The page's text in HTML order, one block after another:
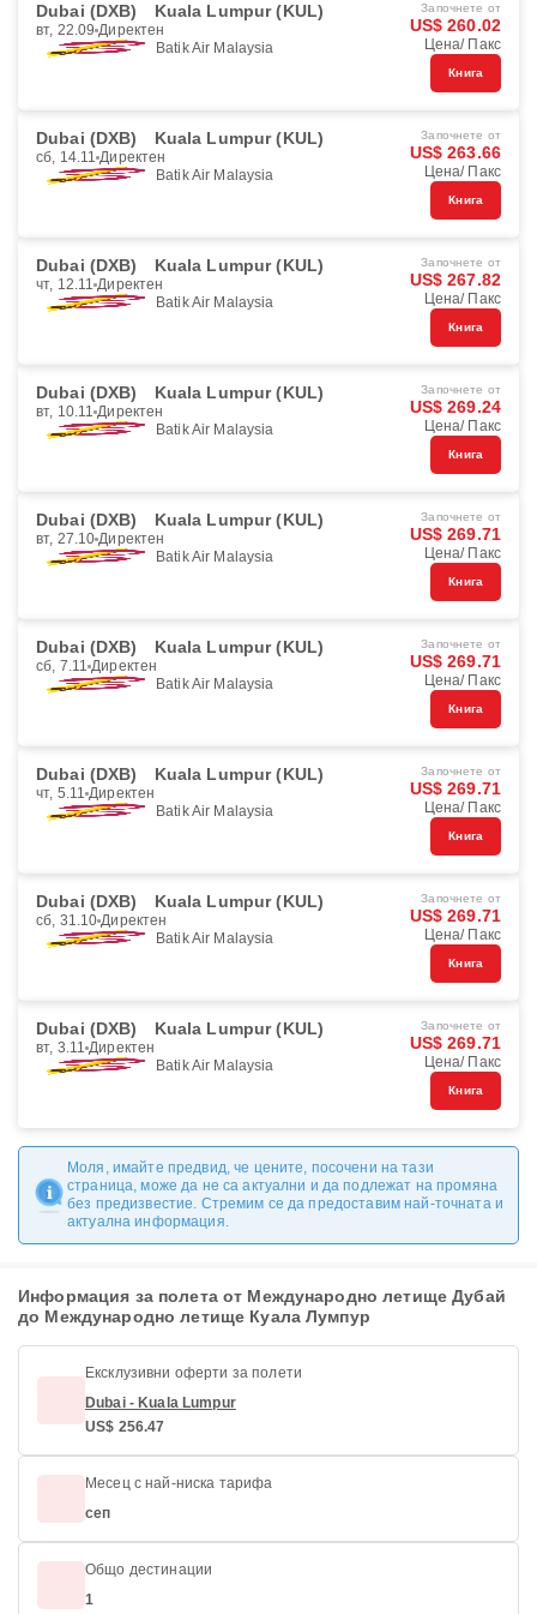
Dubai (DXB) Kuala Lumpur (KUL)
вт, 22.09 Директен
Batik Air Malaysia
Започнете от
US$ 260.02
Цена/ Пакс
Книга
Dubai (DXB) Kuala Lumpur (KUL)
сб, 14.11 Директен
Batik Air Malaysia
Започнете от
US$ 263.66
Цена/ Пакс
Книга
Dubai (DXB) Kuala Lumpur (KUL)
чт, 12.11 Директен
Batik Air Malaysia
Започнете от
US$ 267.82
Цена/ Пакс
Книга
Dubai (DXB) Kuala Lumpur (KUL)
вт, 10.11 Директен
Batik Air Malaysia
Започнете от
US$ 269.24
Цена/ Пакс
Книга
Dubai (DXB) Kuala Lumpur (KUL)
вт, 27.10 Директен
Batik Air Malaysia
Започнете от
US$ 269.71
Цена/ Пакс
Книга
Dubai (DXB) Kuala Lumpur (KUL)
сб, 7.11 Директен
Batik Air Malaysia
Започнете от
US$ 269.71
Цена/ Пакс
Книга
Dubai (DXB) Kuala Lumpur (KUL)
чт, 5.11 Директен
Batik Air Malaysia
Започнете от
US$ 269.71
Цена/ Пакс
Книга
Dubai (DXB) Kuala Lumpur (KUL)
сб, 31.10 Директен
Batik Air Malaysia
Започнете от
US$ 269.71
Цена/ Пакс
Книга
Dubai (DXB) Kuala Lumpur (KUL)
вт, 3.11 Директен
Batik Air Malaysia
Започнете от
US$ 269.71
Цена/ Пакс
Книга
Моля, имайте предвид, че цените, посочени на тази
страница, може да не са актуални и да подлежат на промяна
без предизвестие. Стремим се да предоставим най-точната и
актуална информация.
Информация за полета от Международно летище Дубай
до Международно летище Куала Лумпур
Ексклузивни оферти за полети
Dubai - Kuala Lumpur
US$ 256.47
Месец с най-ниска тарифа
сеп
Общо дестинации
1